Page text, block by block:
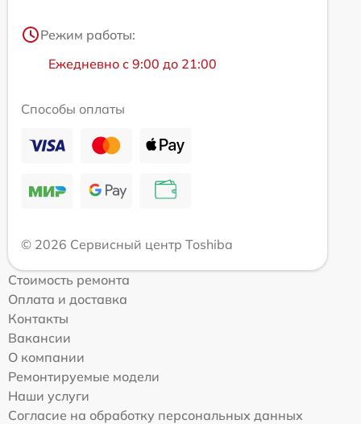
Режим работы:
Ежедневно с 9:00 до 21:00
Способы оплаты
© 2026 Сервисный центр Toshiba
Стоимость ремонта
Оплата и доставка
Контакты
Вакансии
О компании
Ремонтируемые модели
Наши услуги
Согласие на обработку персональных данных